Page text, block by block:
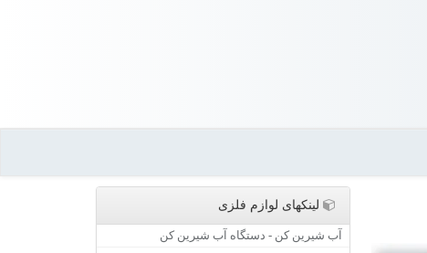
لینکهای لوازم فلزی
آب شیرین کن - دستگاه آب شیرین کن